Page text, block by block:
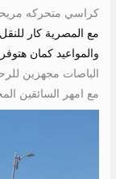
كراسي متحركه
مع المصرية كار
والمواعيد كمان هتوفرلك
الباصات مجهزين
مع امهر السائقين